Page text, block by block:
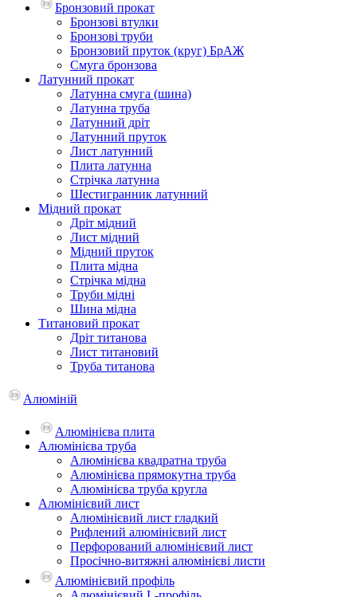
Бронзовий прокат
Бронзові втулки
Бронзові труби
Бронзовий пруток (круг) БрАЖ
Смуга бронзова
Латунний прокат
Латунна смуга (шина)
Латунна труба
Латунний дріт
Латунний пруток
Лист латунний
Плита латунна
Стрічка латунна
Шестигранник латунний
Мідний прокат
Дріт мідний
Лист мідний
Мідний пруток
Плита мідна
Стрічка мідна
Труби мідні
Шина мідна
Титановий прокат
Дріт титанова
Лист титановий
Труба титанова
Алюміній
Алюмінієва плита
Алюмінієва труба
Алюмінієва квадратна труба
Алюмінієва прямокутна труба
Алюмінієва труба кругла
Алюмінієвий лист
Алюмінієвий лист гладкий
Рифлений алюмінієвий лист
Перфорований алюмінієвий лист
Просічно-витяжні алюмінієві листи
Алюмінієвий профіль